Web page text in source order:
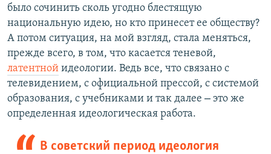
было сочинить сколь угодно блестящую
национальную идею, но кто принесет ее обществу?
А потом ситуация, на мой взгляд, стала меняться,
прежде всего, в том, что касается теневой,
латентной идеологии. Ведь все, что связано с
телевидением, с официальной прессой, с системой
образования, с учебниками и так далее – это же
определенная идеологическая работа.
В советский период идеология